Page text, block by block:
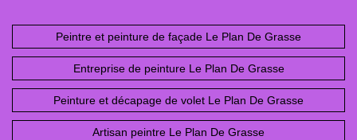
Peintre et peinture de façade Le Plan De Grasse
Entreprise de peinture Le Plan De Grasse
Peinture et décapage de volet Le Plan De Grasse
Artisan peintre Le Plan De Grasse